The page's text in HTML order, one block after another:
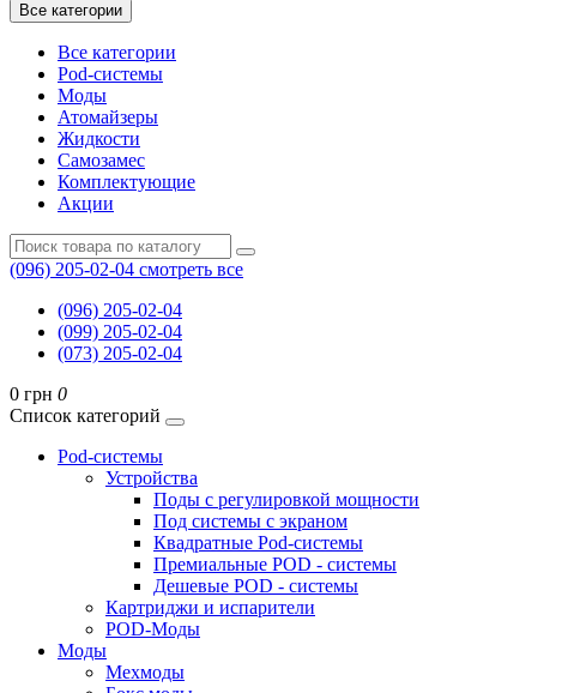
Все категории
Все категории
Pod-системы
Моды
Атомайзеры
Жидкости
Самозамес
Комплектующие
Акции
(096) 205-02-04 смотреть все
(096) 205-02-04
(099) 205-02-04
(073) 205-02-04
0 грн 0
Список категорий
Pod-системы
Устройства
Поды с регулировкой мощности
Под системы с экраном
Квадратные Pod-системы
Премиальные POD - системы
Дешевые POD - системы
Картриджи и испарители
POD-Моды
Моды
Мехмоды